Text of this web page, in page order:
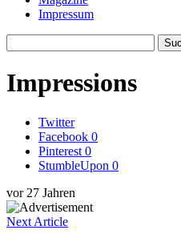
Impressum
Impressions
Twitter
Facebook 0
Pinterest 0
StumbleUpon 0
vor 27 Jahren
Next Article